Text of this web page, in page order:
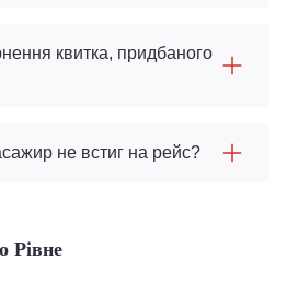
квитка, придбаного
не встиг на рейс?
Рівне